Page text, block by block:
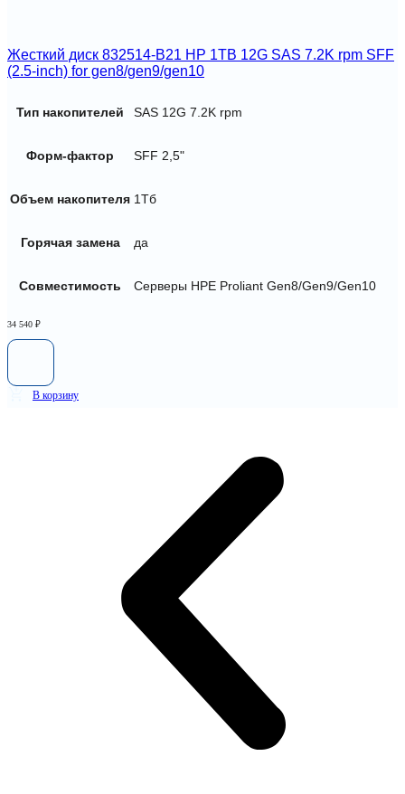
Жесткий диск 832514-B21 HP 1TB 12G SAS 7.2K rpm SFF
(2.5-inch) for gen8/gen9/gen10
Тип накопителей SAS 12G 7.2K rpm
Форм-фактор SFF 2,5"
Объем накопителя 1Тб
Горячая замена да
Совместимость Серверы HPE Proliant Gen8/Gen9/Gen10
34 540 ₽
В корзину